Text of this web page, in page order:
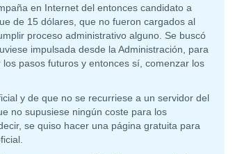
en Internet del entonces candidato a
de 15 dólares, que no fueron cargados al
proceso administrativo alguno. Se buscó
impulsada desde la Administración, para
pasos futuros y entonces sí, comenzar los
y de que no se recurriese a un servidor del
no supusiese ningún coste para los
se quiso hacer una página gratuita para